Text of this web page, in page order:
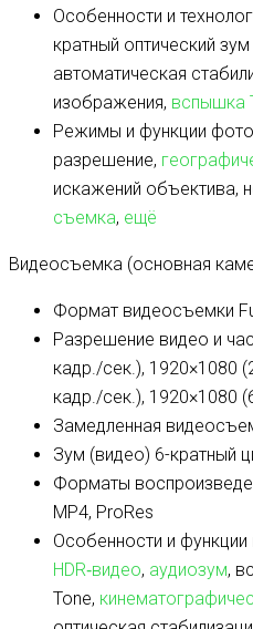
Особенности и
кратный оптический
автоматическая
изображения, вспышка
Режимы и функции
разрешение,
искажений объектива,
съемка, ещё
Видеосъемка (основная
Формат видеосъемки
Разрешение видео и
кадр./сек.), 1920×1080
кадр./сек.), 1920×1080
Замедленная
Зум (видео) 6-кратный
Форматы
MP4, ProRes
Особенности и
HDR‑видео, аудиозум,
Tone,